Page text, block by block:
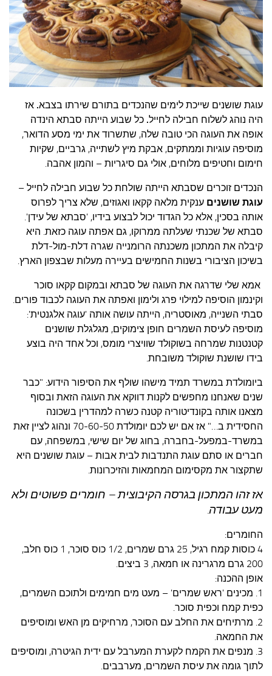
עצות סבתא
סבתא מספרת
נווה הבלוגים
קשר משפחתי
פינת הנכד
כתבו אלינו
עוגת שושנים שייכת לימים שהנכדים בתורם שירתו בצבא. אז
היה נוהג לשלוח חבילה לחייל. כל שבוע הייתה סבתא הינדה
אופה את העוגה הכי טובה שלה, שתשרוד את ימי מסע הדואר,
מוסיפה עוגיות וממתקים, אבקת מיץ לשתייה, גרביים, שקיות
חימום וחטיפים מלוחים, אולי גם סיגריות – והמון אהבה.
הנכדים זוכרים שסבתא הייתה שולחת כל שבוע חבילה לחייל –
עוגת שושנים ענקית מלאה קקאו ואגוזים, שלא צריך לפרוס
אותה בסכין, אלא כל הגדוד יכול לבצוע בידיו, 'סבתא של עידן'.
סבתא של שכנתי שעלתה ממרוקו, גם אפתה עוגה כזאת. היא
קיבלה את המתכון משכנתה הרומנייה שגרה דלת-מול-דלת
בשיכון הציבורי בשנות החמישים בעיירה מעלות שבצפון הארץ.
אמא שלי שדרגה את העוגה של סבתא ובמקום קקאו סוכר
וקינמון הוסיפה למילוי פרג ולימון ואפתה את העוגה לכבוד פורים.
סבתי השנייה, מאוסטריה, הייתה עושה אותה 'עוגה אלגנטית':
מוסיפה לעיסת השמרים חופן צימוקים, מגלגלת שושנים
קטנטנות שמרחה בשוקולד שוויצרי מומס, וכל אחד היה בוצע
בידו שושנת שוקולד משובחת.
ביומולדת במשרד תמיד מישהו שולף את הסיפור הידוע: "כבר
שנים שאנחנו מחפשים לקנות דווקא את העוגה הזאת ובסוף
מצאנו אותה בקונדיטוריה קטנה כשרה למהדרין בשכונה
החסידית ב…" אז אם יש לכם יומולדת 70-60-50 ונהוג לציין זאת
במשרד-במפעל-בחברה, בחוג של יום שישי, במשפחה, עם
חברים או סתם עוגת התנדבות לבית אבות – עוגת שושנים היא
שתקצור את מקסימום המחמאות והזיכרונות.
אז זהו המתכון בגרסה הקיבוצית – חומרים פשוטים ולא
מעט עבודה.
החומרים:
4 כוסות קמח רגיל, 25 גרם שמרים, 1/2 כוס סוכר, 1 כוס חלב,
200 גרם מרגרינה או חמאה, 3 ביצים.
אופן ההכנה:
1. מכינים 'ראש שמרים' – מעט מים חמימים ולתוכם השמרים,
כפית קמח וכפית סוכר.
2. מרתיחים את החלב עם הסוכר, מרחיקים מן האש ומוסיפים
את החמאה.
3. מנפים את הקמח לקערת המערבל עם ידית הגיטרה, ומוסיפים
לתוך גומה את עיסת השמרים, מערבבים.